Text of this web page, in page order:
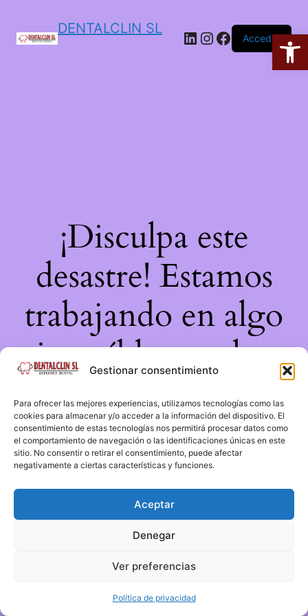
Gestionar consentimiento
Para ofrecer las mejores experiencias, utilizamos tecnologías como las
cookies para almacenar y/o acceder a la información del dispositivo. El
consentimiento de estas tecnologías nos permitirá procesar datos como
el comportamiento de navegación o las identificaciones únicas en este
sitio. No consentir o retirar el consentimiento, puede afectar
negativamente a ciertas características y funciones.
Aceptar
Denegar
Ver preferencias
Política de privacidad
DENTALCLIN SL
Acceder
¡Disculpa este
desastre! Estamos
trabajando en algo
increíble, ¡vuelve
pronto!